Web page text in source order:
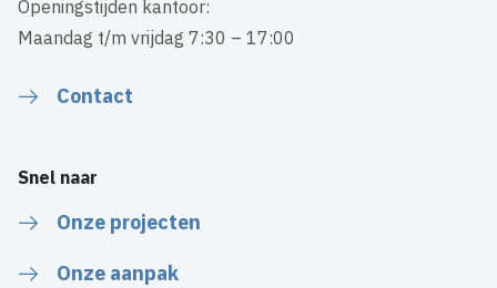
Openingstijden kantoor:
Maandag t/m vrijdag 7:30 – 17:00
Contact
Snel naar
Onze projecten
Onze aanpak